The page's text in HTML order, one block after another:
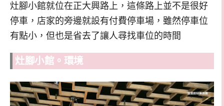
灶腳小館就位在正大興路上，這條路上並不是很好
停車，店家的旁邊就設有付費停車場，雖然停車位
有點小，但也是省去了讓人尋找車位的時間
灶腳小館。 環境